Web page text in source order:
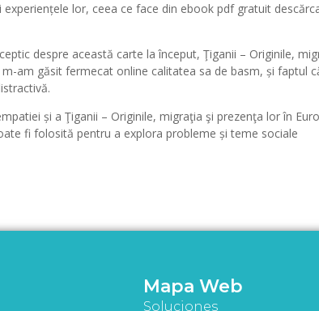
lor, ceea ce face din ebook pdf gratuit
despre această carte la început, Ţiganii – Originile,
am găsit fermecat online calitatea sa de basm, și faptul
și a Ţiganii – Originile, migraţia şi prezenţa lor în
fi folosită pentru a explora probleme și teme sociale
Mapa Web
Soluciones